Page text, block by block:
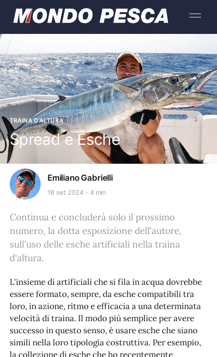
TRAINA D'ALTURA
Spread e Esche
Emiliano Gabrielli
18 set 2024 4 min
Continua e concluderà solo il prossimo
numero, la dotta esposizione dell'autore,
sull'uso delle esche artificiali nella traina
d'altura.
L'insieme di artificiali che si fila in acqua dovrebbe
essere formato, sempre, da esche compatibili tra
loro, in azione, ritmo e efficacia a una determinata
velocità di traina. Il modo più semplice per avere
successo in questo senso, è usare esche che siano
simili nella loro tipologia costruttiva. Per esempio,
la collezione di esche che ho recentemente